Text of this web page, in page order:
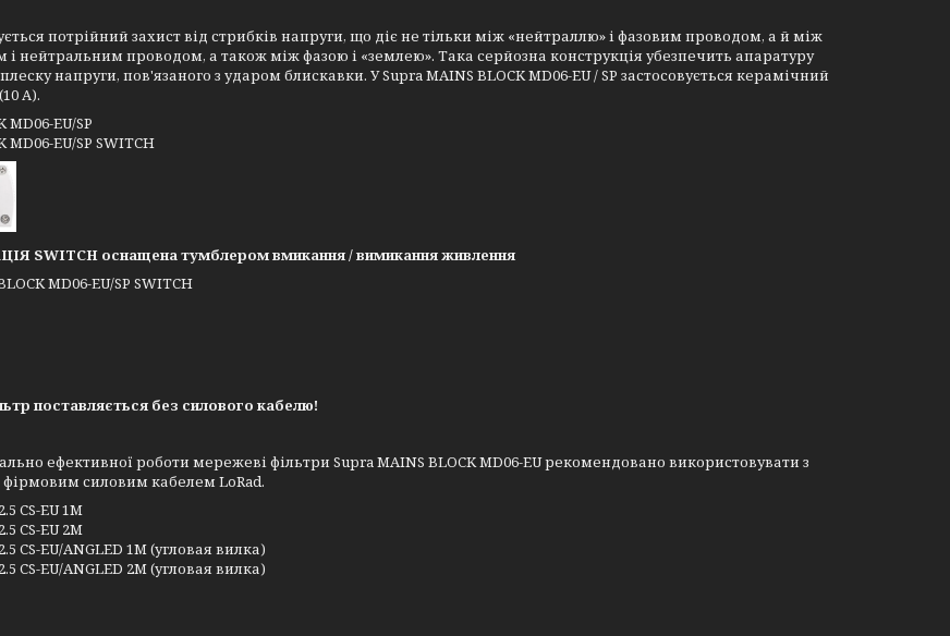
потрійний захист від стрибків напруги, що діє не тільки між «нейтраллю» і фазовим проводом, а й між
і нейтральним проводом, а також між фазою і «землею». Така серйозна конструкція убезпечить апаратуру
напруги, пов'язаного з ударом блискавки. У Supra MAINS BLOCK MD06-EU / SP застосовується керамічний
А).
MD06-EU/SP
MD06-EU/SP SWITCH
SWITCH оснащена тумблером вмикання / вимикання живлення
MD06-EU/SP SWITCH
поставляється без силового кабелю!
ефективної роботи мережеві фільтри Supra MAINS BLOCK MD06-EU рекомендовано використовувати з
силовим кабелем LoRad.
CS-EU 1M
CS-EU 2M
CS-EU/ANGLED 1M (угловая вилка)
CS-EU/ANGLED 2M (угловая вилка)